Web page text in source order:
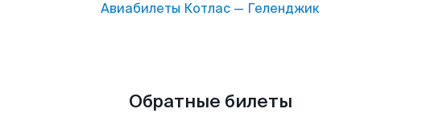
Авиабилеты Котлас — Геленджик
Обратные билеты